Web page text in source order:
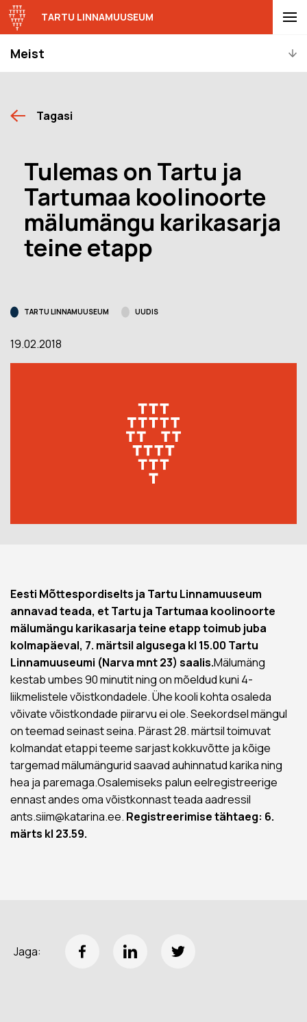
Meist
TARTU LINNAMUUSEUM
Tagasi
Tulemas on Tartu ja
Tartumaa koolinoorte
mälumängu karikasarja
teine etapp
TARTU LINNAMUUSEUM UUDIS
19.02.2018
Eesti Mõttespordiselts ja Tartu Linnamuuseum
annavad teada, et Tartu ja Tartumaa koolinoorte
mälumängu karikasarja teine etapp toimub juba
kolmapäeval, 7. märtsil algusega kl 15.00 Tartu
Linnamuuseumi (Narva mnt 23) saalis.Mälumäng
kestab umbes 90 minutit ning on mõeldud kuni 4-
liikmelistele võistkondadele. Ühe kooli kohta osaleda
võivate võistkondade piirarvu ei ole. Seekordsel mängul
on teemad seinast seina. Pärast 28. märtsil toimuvat
kolmandat etappi teeme sarjast kokkuvõtte ja kõige
targemad mälumängurid saavad auhinnatud karika ning
hea ja paremaga.Osalemiseks palun eelregistreerige
ennast andes oma võistkonnast teada aadressil
ants.siim@katarina.ee. Registreerimise tähtaeg: 6.
märts kl 23.59.
Jaga: